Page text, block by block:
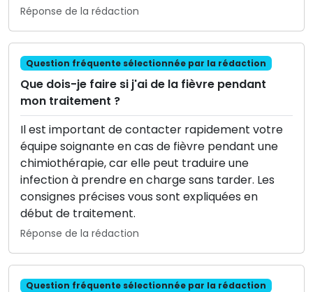
Réponse de la rédaction
Question fréquente sélectionnée par la rédaction
Que dois-je faire si j'ai de la fièvre pendant
mon traitement ?
Il est important de contacter rapidement votre
équipe soignante en cas de fièvre pendant une
chimiothérapie, car elle peut traduire une
infection à prendre en charge sans tarder. Les
consignes précises vous sont expliquées en
début de traitement.
Réponse de la rédaction
Question fréquente sélectionnée par la rédaction